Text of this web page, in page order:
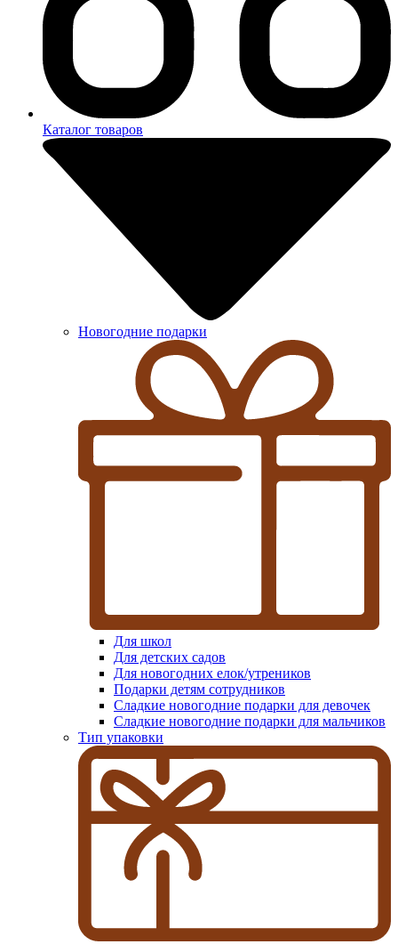
Каталог товаров
Новогодние подарки
Для школ
Для детских садов
Для новогодних елок/утреников
Подарки детям сотрудников
Сладкие новогодние подарки для девочек
Сладкие новогодние подарки для мальчиков
Тип упаковки